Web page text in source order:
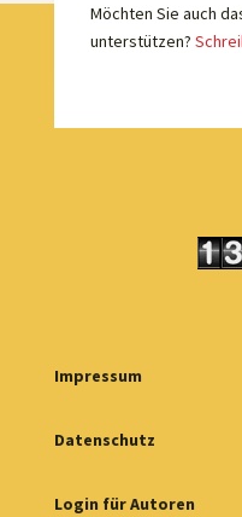
Möchten Sie auch
unterstützen?
Impressum
Datenschutz
Login für Autoren